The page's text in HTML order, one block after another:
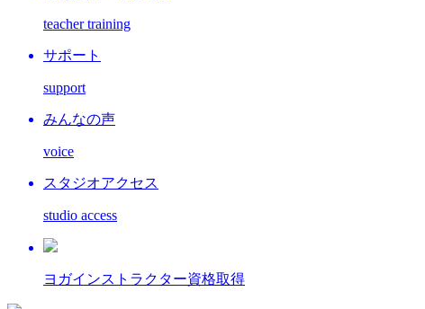
teacher training
サポート
support
みんなの声
voice
スタジオアクセス
studio access
ヨガインストラクター資格取得